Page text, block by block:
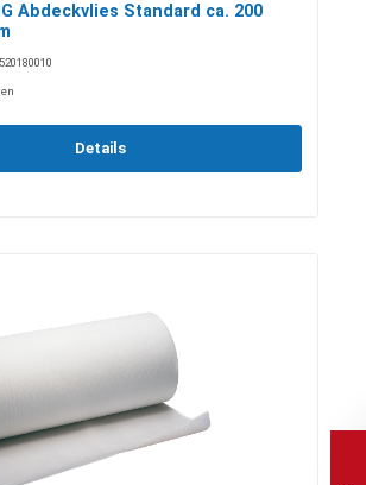
Abdeckvlies Standard ca. 200
Details